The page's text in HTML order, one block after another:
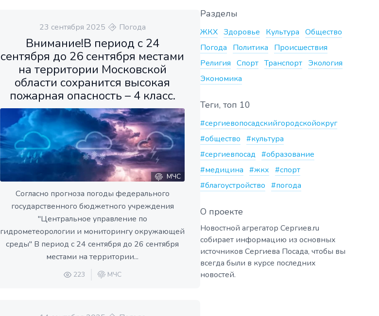
23 сентября 2025 Погода
Внимание!В период с 24
сентября до 26 сентября местами
на территории Московской
области сохранится высокая
пожарная опасность – 4 класс.
МЧС
Согласно прогноза погоды федерального
государственного бюджетного учреждения
"Центральное управление по
гидрометеорологии и мониторингу окружающей
среды" В период с 24 сентября до 26 сентября
местами на территории...
223 МЧС
Разделы
ЖКХ Здоровье Культура Общество
Погода
Политика
Происшествия
Религия Спорт Транспорт Экология
Экономика
Теги, топ 10
#сергиевопосадскийгородскойокруг
#общество #культура
#сергиевпосад #образование
#медицина #жкх #спорт
#благоустройство #погода
О проекте
Новостной агрегатор Сергиев.ru
собирает информацию из основных
источников Сергиева Посада, чтобы вы
всегда были в курсе последних
новостей.